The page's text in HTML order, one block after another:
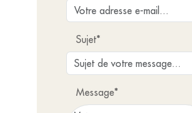
Sujet*
Message*